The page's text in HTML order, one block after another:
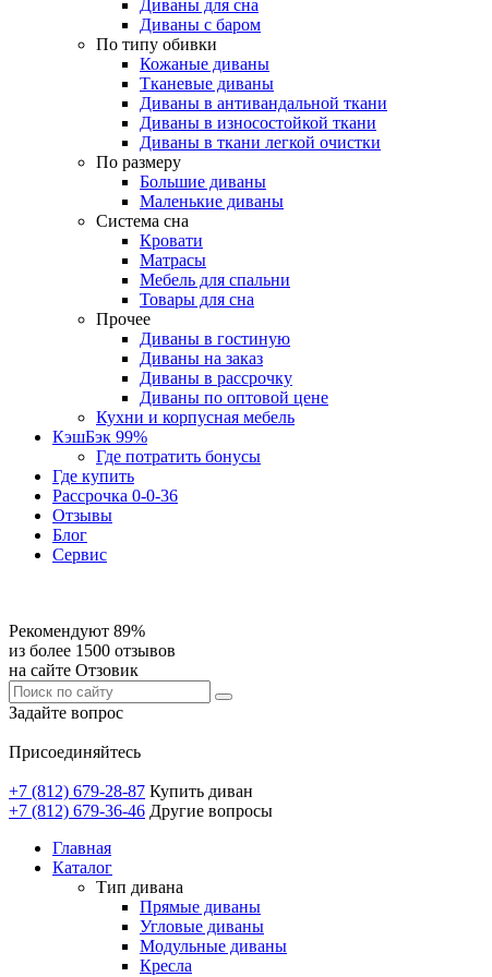
Диваны для сна
Диваны с баром
По типу обивки
Кожаные диваны
Тканевые диваны
Диваны в антивандальной ткани
Диваны в износостойкой ткани
Диваны в ткани легкой очистки
По размеру
Большие диваны
Маленькие диваны
Система сна
Кровати
Матрасы
Мебель для спальни
Товары для сна
Прочее
Диваны в гостиную
Диваны на заказ
Диваны в рассрочку
Диваны по оптовой цене
Кухни и корпусная мебель
КэшБэк 99%
Где потратить бонусы
Где купить
Рассрочка 0-0-36
Отзывы
Блог
Сервис
Рекомендуют 89%
из более 1500 отзывов
на сайте Отзовик
Задайте вопрос
Присоединяйтесь
+7 (812) 679-28-87 Купить диван
+7 (812) 679-36-46 Другие вопросы
Главная
Каталог
Тип дивана
Прямые диваны
Угловые диваны
Модульные диваны
Кресла